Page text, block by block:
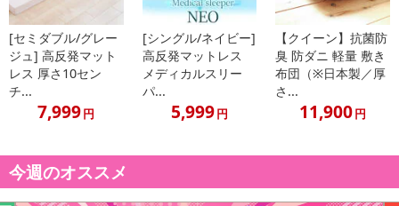
く、取り外して洗濯することも可能。気軽にお手入れできるので、
いつでも気持ちよくお使いいただけます。
・商品カラー：ホワイト
・商品サイズ：約4×97×195(cm)
・商品重量：約3kg
注意事項
【賞味・消費期限のある商品について】
[セミダブル/グレー
ジュ] 高反発マット
レス 厚さ10セン
チ...
7,999円
[シングル/ネイビー]
高反発マットレス
メディカルスリー
パ...
5,999円
【クイーン】抗菌防
臭 防ダニ 軽量 敷き
布団（※日本製／厚
さ...
11,900円
今週のオススメ